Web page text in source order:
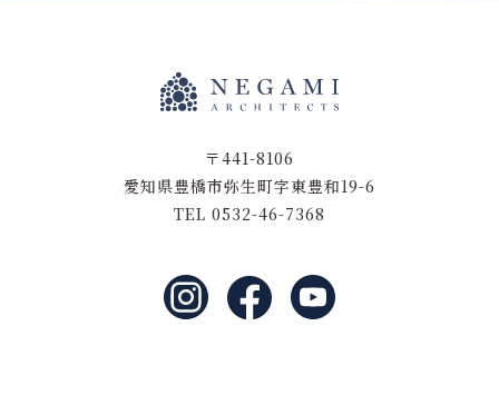
〒441-8106
愛知県豊橋市弥生町字東豊和19-6
TEL 0532-46-7368